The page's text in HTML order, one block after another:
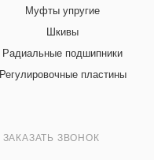
Муфты упругие
Шкивы
Радиальные подшипники
Регулировочные пластины
ЗАКАЗАТЬ ЗВОНОК